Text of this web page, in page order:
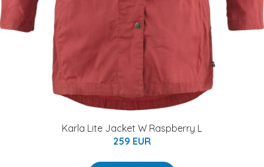
Karla Lite Jacket W Raspberry L
259 EUR